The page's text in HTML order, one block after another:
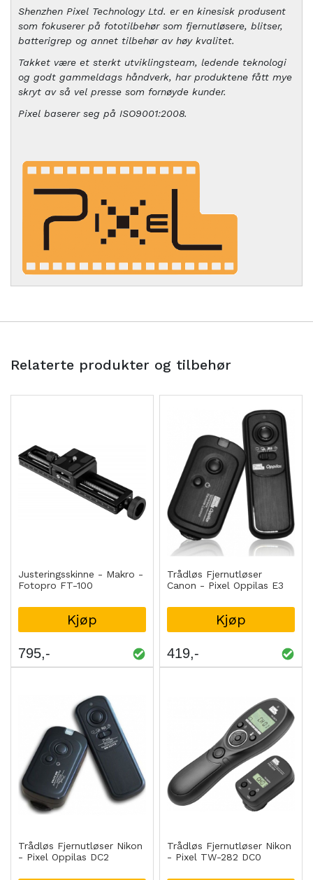
Shenzhen Pixel Technology Ltd. er en kinesisk produsent
som fokuserer på fototilbehør som fjernutløsere, blitser,
batterigrep og annet tilbehør av høy kvalitet.
Takket være et sterkt utviklingsteam, ledende teknologi
og godt gammeldags håndverk, har produktene fått mye
skryt av så vel presse som fornøyde kunder.
Pixel baserer seg på ISO9001:2008.
Relaterte produkter og tilbehør
Justeringsskinne - Makro -
Fotopro FT-100
Kjøp
795
Trådløs Fjernutløser
Canon - Pixel Oppilas E3
Kjøp
419
Trådløs Fjernutløser Nikon
- Pixel Oppilas DC2
Trådløs Fjernutløser Nikon
- Pixel TW-282 DC0